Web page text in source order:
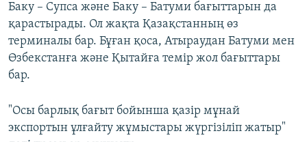
Баку – Супса және Баку – Батуми бағыттарын да
қарастырады. Ол жақта Қазақстанның өз
терминалы бар. Бұған қоса, Атыраудан Батуми мен
Өзбекстанға және Қытайға темір жол бағыттары
бар.
"Осы барлық бағыт бойынша қазір мұнай
экспортын ұлғайту жұмыстары жүргізіліп жатыр"